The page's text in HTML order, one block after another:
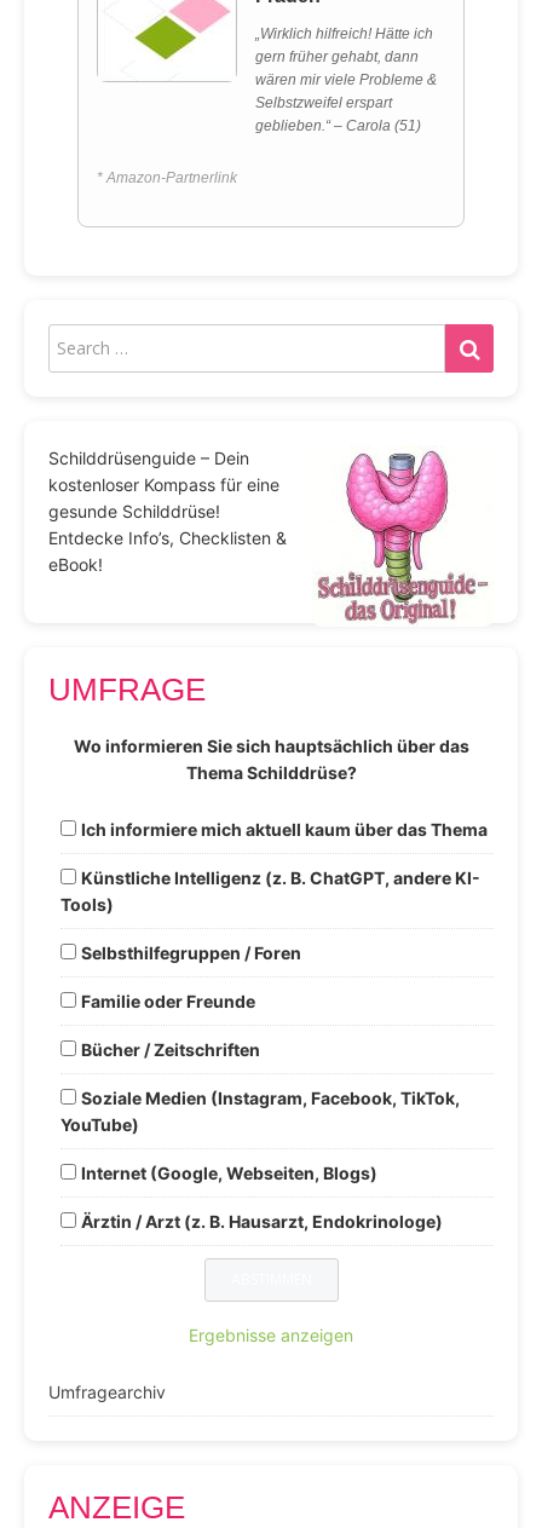
„Wirklich hilfreich! Hätte ich
gern früher gehabt, dann
wären mir viele Probleme &
Selbstzweifel erspart
geblieben.“ – Carola (51)
* Amazon-Partnerlink
Schilddrüsenguide – Dein
kostenloser Kompass für eine
gesunde Schilddrüse!
Entdecke Info’s, Checklisten &
eBook!
UMFRAGE
Wo informieren Sie sich hauptsächlich über das
Thema Schilddrüse?
Ich informiere mich aktuell kaum über das Thema
Künstliche Intelligenz (z. B. ChatGPT, andere KI-
Tools)
Selbsthilfegruppen / Foren
Familie oder Freunde
Bücher / Zeitschriften
Soziale Medien (Instagram, Facebook, TikTok,
YouTube)
Internet (Google, Webseiten, Blogs)
Ärztin / Arzt (z. B. Hausarzt, Endokrinologe)
Ergebnisse anzeigen
Umfragearchiv
ANZEIGE